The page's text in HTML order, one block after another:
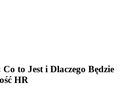
to Jest i Dlaczego Będzie
HR